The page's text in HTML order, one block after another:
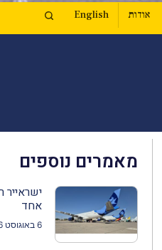
אודות English
מאמרים נוספים
אחד
6 באוגוסט 2026